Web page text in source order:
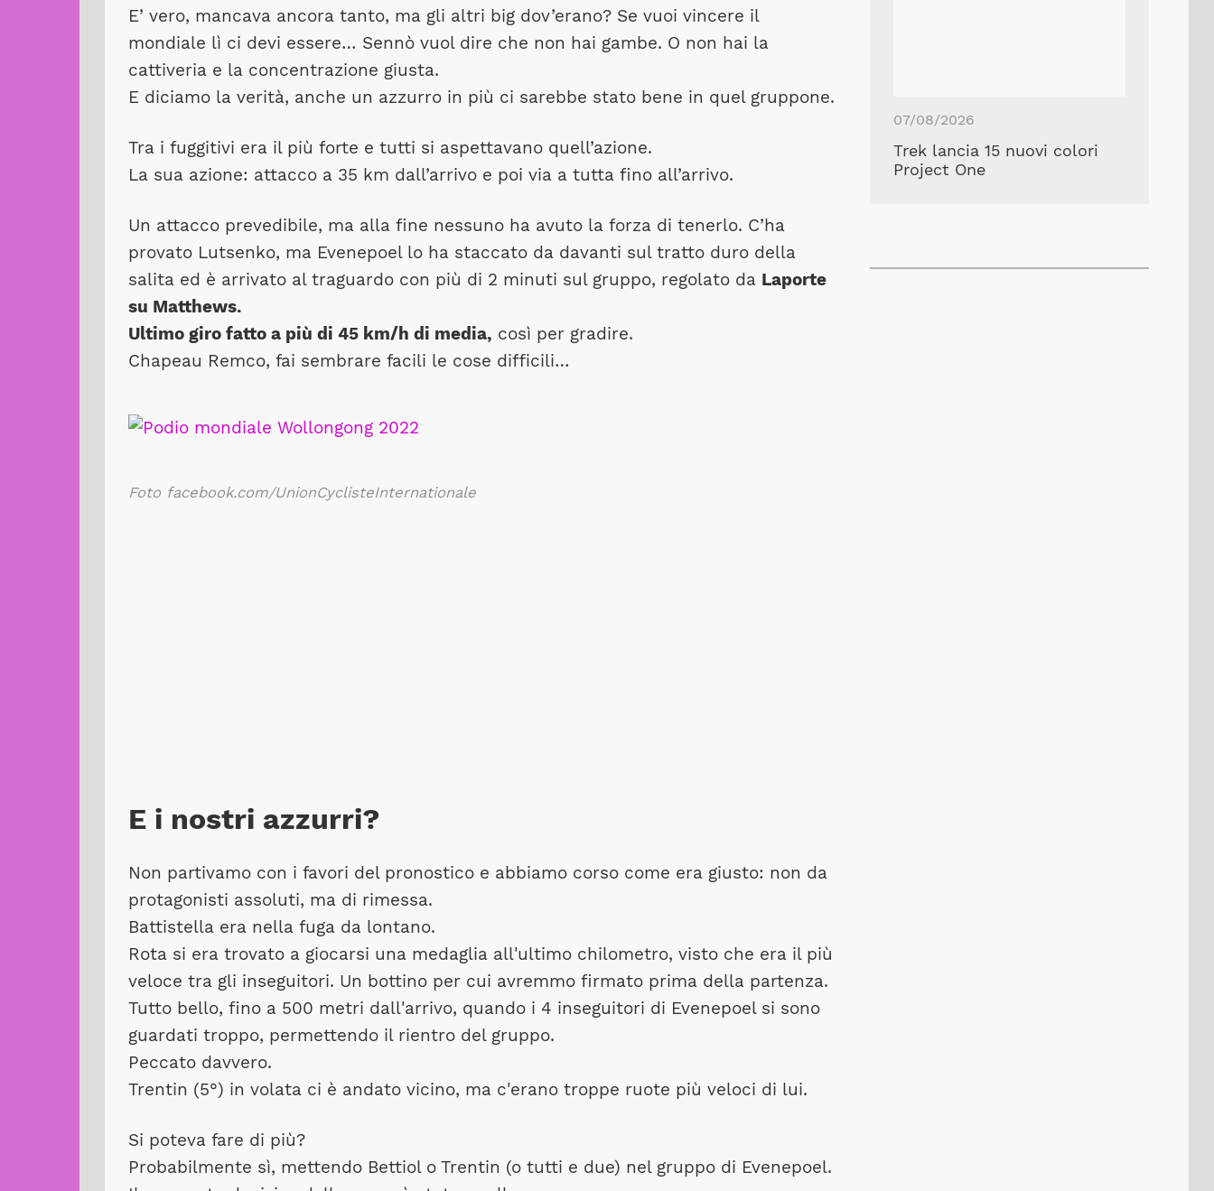
E’ vero, mancava ancora tanto, ma gli altri big dov’erano? Se vuoi vincere il
mondiale lì ci devi essere… Sennò vuol dire che non hai gambe. O non hai la
cattiveria e la concentrazione giusta.
E diciamo la verità, anche un azzurro in più ci sarebbe stato bene in quel gruppone.
Tra i fuggitivi era il più forte e tutti si aspettavano quell’azione.
La sua azione: attacco a 35 km dall’arrivo e poi via a tutta fino all’arrivo.
Un attacco prevedibile, ma alla fine nessuno ha avuto la forza di tenerlo. C’ha
provato Lutsenko, ma Evenepoel lo ha staccato da davanti sul tratto duro della
salita ed è arrivato al traguardo con più di 2 minuti sul gruppo, regolato da Laporte
su Matthews.
Ultimo giro fatto a più di 45 km/h di media, così per gradire.
Chapeau Remco, fai sembrare facili le cose difficili…
Foto facebook.com/UnionCyclisteInternationale
E i nostri azzurri?
Non partivamo con i favori del pronostico e abbiamo corso come era giusto: non da
protagonisti assoluti, ma di rimessa.
Battistella era nella fuga da lontano.
Rota si era trovato a giocarsi una medaglia all'ultimo chilometro, visto che era il più
veloce tra gli inseguitori. Un bottino per cui avremmo firmato prima della partenza.
Tutto bello, fino a 500 metri dall'arrivo, quando i 4 inseguitori di Evenepoel si sono
guardati troppo, permettendo il rientro del gruppo.
Peccato davvero.
Trentin (5°) in volata ci è andato vicino, ma c'erano troppe ruote più veloci di lui.
Si poteva fare di più?
Probabilmente sì, mettendo Bettiol o Trentin (o tutti e due) nel gruppo di Evenepoel.
07/08/2026
Trek lancia 15 nuovi colori
Project One